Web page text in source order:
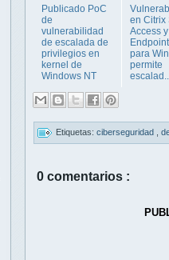
Publicado PoC
de
vulnerabilidad
de escalada de
privilegios en
kernel de
Windows NT
en Citrix
Access y
para
permite
Etiquetas: ciberseguridad
0 comentarios :